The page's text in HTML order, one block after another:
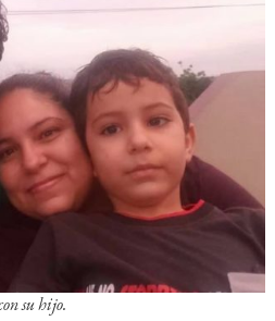
su hijo.